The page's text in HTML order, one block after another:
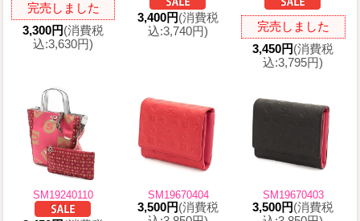
完売しました
3,300円(消費税
込:3,630円)
3,400円(消費税
込:3,740円)
完売しました
3,450円(消費税
込:3,795円)
SM19240110 SM19670404
3,500円(消費税
SM19670403
3,500円(消費税